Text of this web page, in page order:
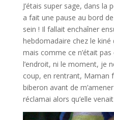
J’étais super sage, dans
a fait une pause au bord
sein ! Il fallait enchaîner
hebdomadaire chez le kiné
mais comme ce n’était pas
l’endroit, ni le moment, je
coup, en rentrant, Maman
biberon avant de
réclamai alors qu’elle